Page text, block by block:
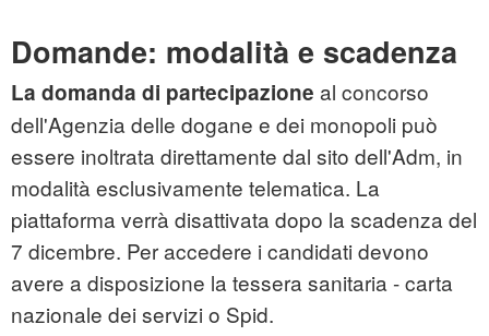
Domande: modalità e scadenza
La domanda di partecipazione al concorso
dell'Agenzia delle dogane e dei monopoli può
essere inoltrata direttamente dal sito dell'Adm, in
modalità esclusivamente telematica. La
piattaforma verrà disattivata dopo la scadenza del
7 dicembre. Per accedere i candidati devono
avere a disposizione la tessera sanitaria - carta
nazionale dei servizi o Spid.